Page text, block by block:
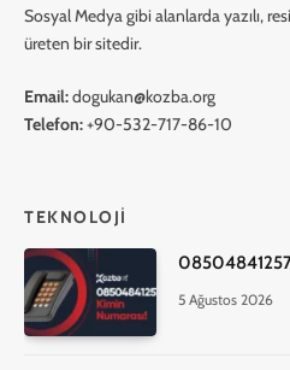
Sosyal Medya gibi alanlarda yazılı,
üreten bir sitedir.
Email:dogukan@kozba.org
Telefon:+90-532-717-86-10
TEKNOLOJI
08504841257
5 Ağustos 2026